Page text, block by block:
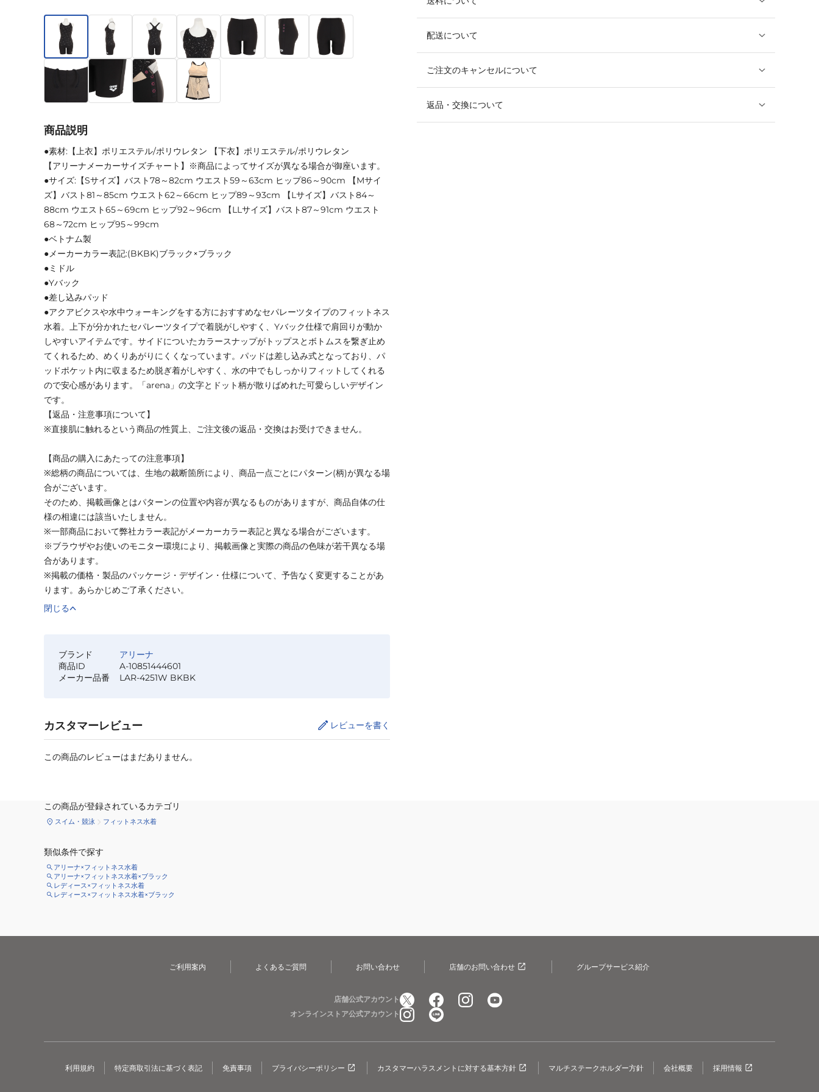
配送について
ご注文のキャンセルについて
返品・交換について
商品説明
●素材:【上衣】ポリエステル/ポリウレタン 【下衣】ポリエステル/ポリウレタン
【アリーナメーカーサイズチャート】※商品によってサイズが異なる場合が御座います。
●サイズ:【Sサイズ】バスト78～82cm ウエスト59～63cm ヒップ86～90cm 【Mサイ
ズ】バスト81～85cm ウエスト62～66cm ヒップ89～93cm 【Lサイズ】バスト84～
88cm ウエスト65～69cm ヒップ92～96cm 【LLサイズ】バスト87～91cm ウエスト
68～72cm ヒップ95～99cm
●ベトナム製
●メーカーカラー表記:(BKBK)ブラック×ブラック
●ミドル
●Yバック
●差し込みパッド
●アクアビクスや水中ウォーキングをする方におすすめなセパレーツタイプのフィットネス
水着。上下が分かれたセパレーツタイプで着脱がしやすく、Yバック仕様で肩回りが動か
しやすいアイテムです。サイドについたカラースナップがトップスとボトムスを繋ぎ止め
てくれるため、めくりあがりにくくなっています。パッドは差し込み式となっており、パ
ッドポケット内に収まるため脱ぎ着がしやすく、水の中でもしっかりフィットしてくれる
ので安心感があります。「arena」の文字とドット柄が散りばめれた可愛らしいデザイン
です。
【返品・注意事項について】
※直接肌に触れるという商品の性質上、ご注文後の返品・交換はお受けできません。
【商品の購入にあたっての注意事項】
※総柄の商品については、生地の裁断箇所により、商品一点ごとにパターン(柄)が異なる場
合がございます。
そのため、掲載画像とはパターンの位置や内容が異なるものがありますが、商品自体の仕
様の相違には該当いたしません。
※一部商品において弊社カラー表記がメーカーカラー表記と異なる場合がございます。
※ブラウザやお使いのモニター環境により、掲載画像と実際の商品の色味が若干異なる場
合があります。
※掲載の価格・製品のパッケージ・デザイン・仕様について、予告なく変更することがあ
ります。あらかじめご了承ください。
閉じる
ブランド
アリーナ
商品ID
A-10851444601
メーカー品番
LAR-4251W BKBK
カスタマーレビュー レビューを書く
この商品のレビューはまだありません。
この商品が登録されているカテゴリ
スイム・競泳 フィットネス水着
類似条件で探す
アリーナ×フィットネス水着
アリーナ×フィットネス水着×ブラック
レディース×フィットネス水着
レディース×フィットネス水着×ブラック
ご利用案内 よくあるご質問 お問い合わせ 店舗のお問い合わせ グループサービス紹介
店舗公式アカウント
オンラインストア公式アカウント
利用規約 特定商取引法に基づく表記 免責事項 プライバシーポリシー カスタマーハラスメントに対する基本方針 マルチステークホルダー方針 会社概要 採用情報